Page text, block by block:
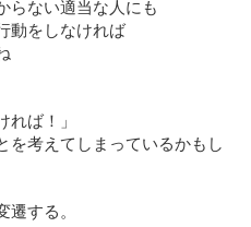
らない適当な人にも
動をしなければ
れば！」
を考えてしまっているかもし
遷する。